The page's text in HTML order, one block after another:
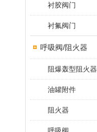
衬胶阀门
衬氟阀门
呼吸阀/阻火器
阻爆轰型阻火器
油罐附件
阻火器